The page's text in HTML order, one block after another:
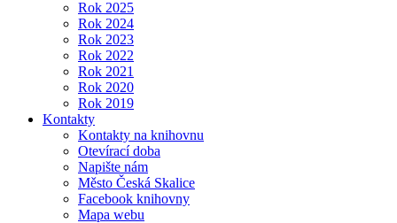
Rok 2025
Rok 2024
Rok 2023
Rok 2022
Rok 2021
Rok 2020
Rok 2019
Kontakty
Kontakty na knihovnu
Otevírací doba
Napište nám
Město Česká Skalice
Facebook knihovny
Mapa webu